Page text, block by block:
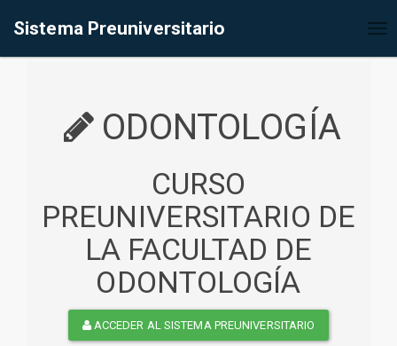
Sistema Preuniversitario
ODONTOLOGÍA
CURSO
PREUNIVERSITARIO DE
LA FACULTAD DE
ODONTOLOGÍA
ACCEDER AL SISTEMA PREUNIVERSITARIO